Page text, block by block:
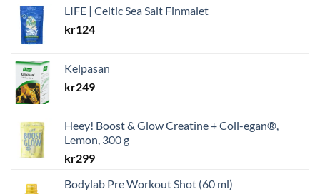
LIFE | Celtic Sea Salt Finmalet
kr124
Kelpasan
kr249
Heey! Boost & Glow Creatine + Coll-egan®,
Lemon, 300 g
kr299
Bodylab Pre Workout Shot (60 ml)